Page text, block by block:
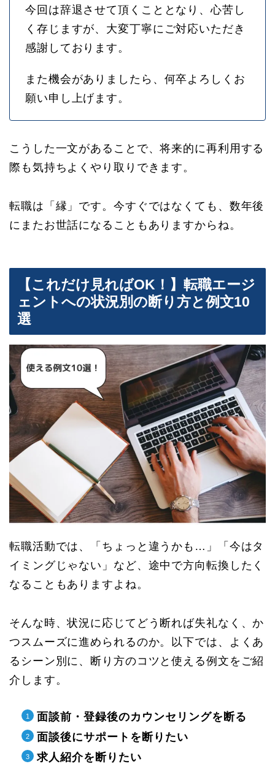
今回は辞退させて頂くこととなり、心苦し
く存じますが、大変丁寧にご対応いただき
感謝しております。
また機会がありましたら、何卒よろしくお
願い申し上げます。
こうした一文があることで、将来的に再利用する
際も気持ちよくやり取りできます。
転職は「縁」です。今すぐではなくても、数年後
にまたお世話になることもありますからね。
【これだけ見ればOK！】転職エージ
ェントへの状況別の断り方と例文10
選
転職活動では、「ちょっと違うかも…」「今はタ
イミングじゃない」など、途中で方向転換したく
なることもありますよね。
そんな時、状況に応じてどう断れば失礼なく、か
つスムーズに進められるのか。以下では、よくあ
るシーン別に、断り方のコツと使える例文をご紹
介します。
面談前・登録後のカウンセリングを断る
面談後にサポートを断りたい
求人紹介を断りたい